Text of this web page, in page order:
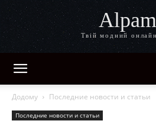
Твій модний
Додому Последние новости и статьи
Последние новости и статьи